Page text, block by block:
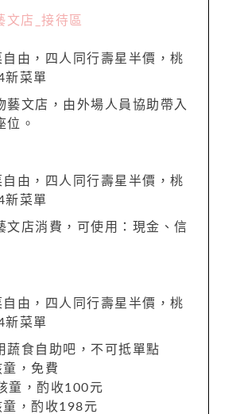
文店_接待區
藝文店，由外場人員協助帶入
位。
文店消費，可使用：現金、信
蔬食自助吧，不可抵單點
，免費
童，酌收100元
，酌收198元